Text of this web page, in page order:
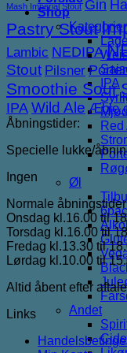
Shop
Kategorier
IPA
Øl
Andet
Mash Imperial Stout Gin
Pastry Stout
Lambic NEDIPA
Stout Pilsner Porter
Smoothie Sour
IPAWild Ale Æble
Åbningstider:
Specielle lukke/
Ingen
Normale åbningstider
Onsdag kl.16.00 til
Torsdag kl.16.00 til
Fredag kl.13.30 til
Lørdag kl.10.00 til
Altid åbent efter
Links